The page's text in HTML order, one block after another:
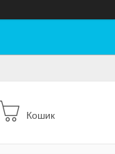
Кошик